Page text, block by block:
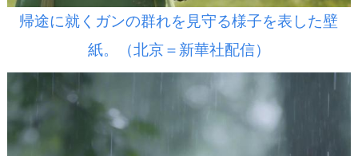
帰途に就くガンの群れを見守る様子を表した壁
紙。（北京＝新華社配信）